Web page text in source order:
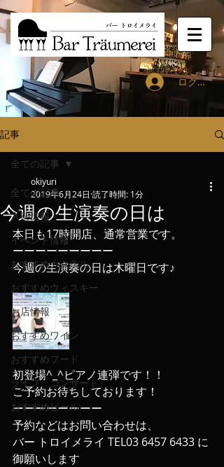
ログイン
記事
全ての記事
入荷情報
イベント情報
おすすめカクテル
おすすめウィスキー
お店情報
おすすめワイン
おすすめフード
ライブ、コンサート
おすすめビール
全ての記事
今週の生演奏の日は
okiyuri
2019年6月24日 読了時間: 1分
本日も17時開店、通常営業です。
ーーーーーーーーー
今週の生演奏の日は木曜日です♪
初登場^_^ピアノ連弾です！！
ご予約お待ちしております！
ーーーーーーーー
予約などはお問い合わせは、
バー トロイメライ TEL03 6457 6433 に
御願いします